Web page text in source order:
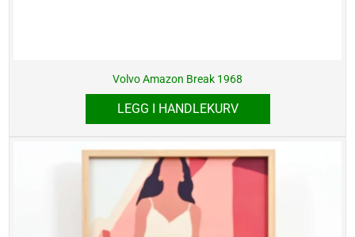
Volvo Amazon Break 1968
LEGG I HANDLEKURV